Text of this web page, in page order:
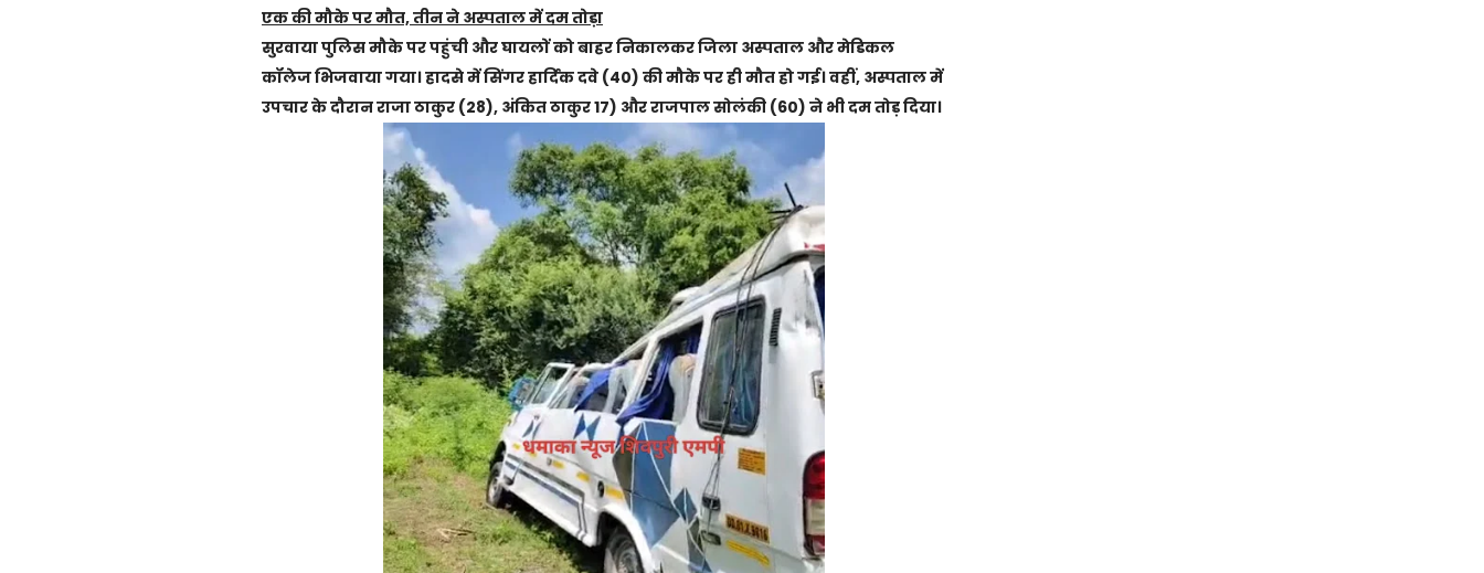
एक की मौके पर मौत, तीन ने अस्पताल में दम तोड़ा
सुरवाया पुलिस मौके पर पहुंची और घायलों को बाहर निकालकर जिला अस्पताल और मेडिकल
कॉलेज भिजवाया गया। हादसे में सिंगर हार्दिक दवे (40) की मौके पर ही मौत हो गई। वहीं, अस्पताल में
उपचार के दौरान राजा ठाकुर (28), अंकित ठाकुर 17) और राजपाल सोलंकी (60) ने भी दम तोड़ दिया।